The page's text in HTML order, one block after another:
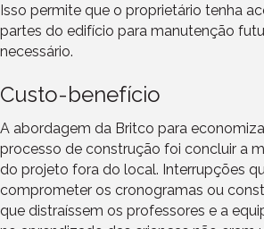
Isso permite que o proprietário tenha
partes do edifício para manutenção
necessário.
Custo-benefício
A abordagem da Britco para
processo de construção foi concluir a
do projeto fora do local. Interrupções
comprometer os cronogramas ou
que distraíssem os professores e a